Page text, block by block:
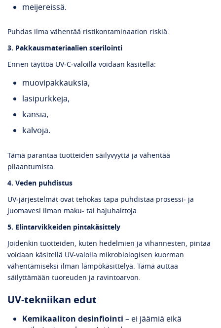
meijereissä.
Puhdas ilma vähentää ristikontaminaation riskiä.
3. Pakkausmateriaalien sterilointi
Ennen täyttöä UV‑C‑valoilla voidaan käsitellä:
muovipakkauksia,
lasipurkkeja,
kansia,
kalvoja.
Tämä parantaa tuotteiden säilyvyyttä ja vähentää
pilaantumista.
4. Veden puhdistus
UV‑järjestelmät ovat tehokas tapa puhdistaa prosessi‑ ja
juomavesi ilman maku‑ tai hajuhaittoja.
5. Elintarvikkeiden pintakäsittely
Joidenkin tuotteiden, kuten hedelmien ja vihannesten, pintaa
voidaan käsitellä UV‑valolla mikrobiologisen kuorman
vähentämiseksi ilman lämpökäsittelyä. Tämä auttaa
säilyttämään tuoreuden ja ravintoarvon.
UV‑tekniikan edut
Kemikaaliton desinfiointi – ei jäämiä eikä